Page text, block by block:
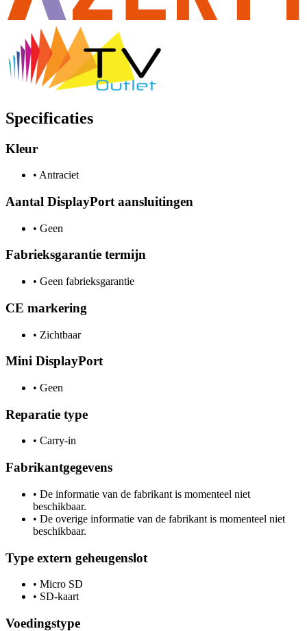
Specificaties
Kleur
• Antraciet
Aantal DisplayPort aansluitingen
• Geen
Fabrieksgarantie termijn
• Geen fabrieksgarantie
CE markering
• Zichtbaar
Mini DisplayPort
• Geen
Reparatie type
• Carry-in
Fabrikantgegevens
• De informatie van de fabrikant is momenteel niet
beschikbaar.
• De overige informatie van de fabrikant is momenteel niet
beschikbaar.
Type extern geheugenslot
• Micro SD
• SD-kaart
Voedingstype